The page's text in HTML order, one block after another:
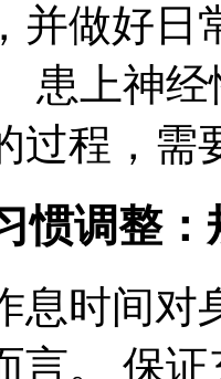
并做好日
患上神
过程，需
惯调整
息时间对
言。 保